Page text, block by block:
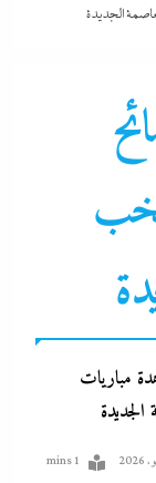
الجديدة
مباريات
1 mins